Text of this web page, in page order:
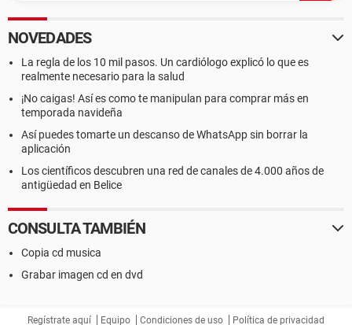
NOVEDADES
La regla de los 10 mil pasos. Un cardiólogo explicó lo que es
realmente necesario para la salud
¡No caigas! Así es como te manipulan para comprar más en
temporada navideña
Así puedes tomarte un descanso de WhatsApp sin borrar la
aplicación
Los científicos descubren una red de canales de 4.000 años de
antigüedad en Belice
CONSULTA TAMBIÉN
Copia cd musica
Grabar imagen cd en dvd
Regístrate aquí Equipo Condiciones de uso Política de privacidad